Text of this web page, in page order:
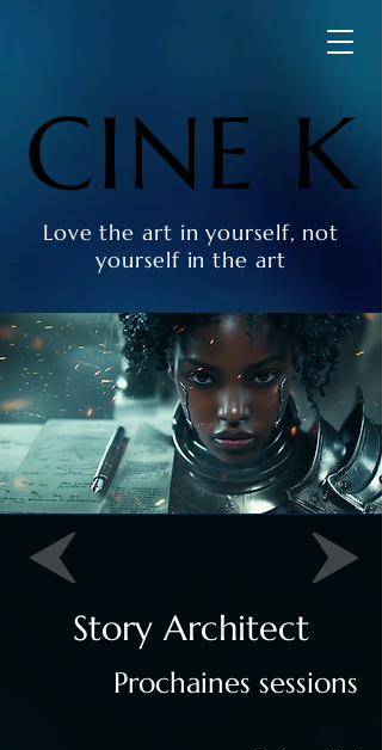
CINE K
CINE K
Love the art in yourself, not
yourself in the art
Story Architect
Prochaines sessions